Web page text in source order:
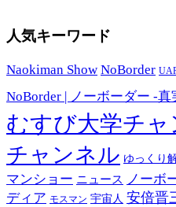
人気キーワード
Naokiman Show NoBorder
NoBorder | ノーボーダー -真
むすび大学チャ
チャンネル ゆっくり
マンショー ニュース ノーボ
ディア モスマン 宇宙人 安倍晋